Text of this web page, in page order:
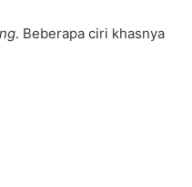
. Beberapa ciri khasnya